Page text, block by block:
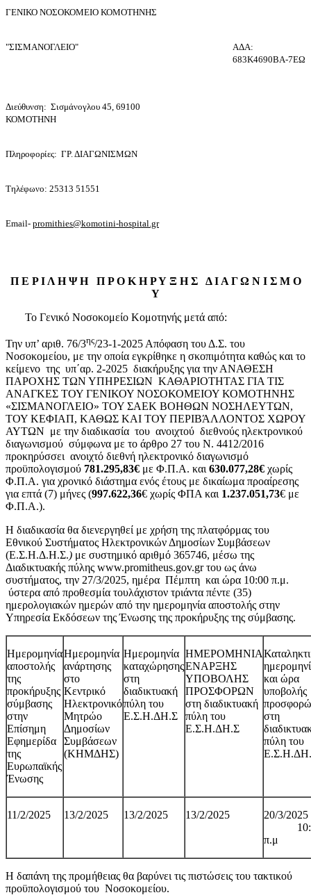
ΓΕΝΙΚΟ NΟΣΟΚΟΜΕΙΟ ΚΟΜΟΤΗΝΗΣ
"ΣΙΣΜΑΝΟΓΛΕΙΟ"
ΑΔΑ:
683Κ4690ΒΑ-7ΕΩ
Διεύθυνση: Σισμάνογλου 45, 69100
ΚΟΜΟΤΗΝΗ
Πληροφορίες: ΓΡ. ΔΙΑΓΩΝΙΣΜΩΝ
Τηλέφωνο: 25313 51551
Email- promithies@komotini-hospital.gr
Π Ε Ρ Ι Λ Η Ψ Η Π Ρ Ο Κ Η Ρ Υ Ξ Η Σ Δ Ι Α Γ Ω Ν Ι Σ Μ Ο
Υ
Το Γενικό Νοσοκομείο Κομοτηνής μετά από:
Την υπ’ αριθ. 76/3ης/23-1-2025 Απόφαση του Δ.Σ. του
Νοσοκομείου, με την οποία εγκρίθηκε η σκοπιμότητα καθώς και το
κείμενο της υπ΄αρ. 2-2025 διακήρυξης για την ΑΝΑΘΕΣΗ
ΠΑΡΟΧΗΣ ΤΩΝ ΥΠΗΡΕΣΙΩΝ ΚΑΘΑΡΙΟΤΗΤΑΣ ΓΙΑ ΤΙΣ
ΑΝΑΓΚΕΣ ΤΟΥ ΓΕΝΙΚΟΥ ΝΟΣΟΚΟΜΕΙΟΥ ΚΟΜΟΤΗΝΗΣ
«ΣΙΣΜΑΝΟΓΛΕΙΟ» ΤΟΥ ΣΑΕΚ ΒΟΗΘΩΝ ΝΟΣΗΛΕΥΤΩΝ,
ΤΟΥ ΚΕΦΙΑΠ, ΚΑΘΩΣ ΚΑΙ ΤΟΥ ΠΕΡΙΒΆΛΛΟΝΤΟΣ ΧΩΡΟΥ
ΑΥΤΩΝ με την διαδικασία του ανοιχτού διεθνούς ηλεκτρονικού
διαγωνισμού σύμφωνα με το άρθρο 27 του Ν. 4412/2016
προκηρύσσει ανοιχτό διεθνή ηλεκτρονικό διαγωνισμό
προϋπολογισμού 781.295,83€ με Φ.Π.Α. και 630.077,28€ χωρίς
Φ.Π.Α. για χρονικό διάστημα ενός έτους με δικαίωμα προαίρεσης
για επτά (7) μήνες (997.622,36€ χωρίς ΦΠΑ και 1.237.051,73€ με
Φ.Π.Α.).
Η διαδικασία θα διενεργηθεί με χρήση της πλατφόρμας του
Εθνικού Συστήματος Ηλεκτρονικών Δημοσίων Συμβάσεων
(Ε.Σ.Η.Δ.Η.Σ.) με συστημικό αριθμό 365746, μέσω της
Διαδικτυακής πύλης www.promitheus.gov.gr του ως άνω
συστήματος, την 27/3/2025, ημέρα Πέμπτη και ώρα 10:00 π.μ.
ύστερα από προθεσμία τουλάχιστον τριάντα πέντε (35)
ημερολογιακών ημερών από την ημερομηνία αποστολής στην
Υπηρεσία Εκδόσεων της Ένωσης της προκήρυξης της σύμβασης.
Ημερομηνία
αποστολής
της
προκήρυξης
σύμβασης
στην
Επίσημη
Εφημερίδα
της
Ευρωπαϊκής
Ένωσης
Ημερομηνία
ανάρτησης
στο
Κεντρικό
Ηλεκτρονικό
Μητρώο
Δημοσίων
Συμβάσεων
(ΚΗΜΔΗΣ)
Ημερομηνία
καταχώρησης
στη
διαδικτυακή
πύλη του
Ε.Σ.Η.ΔΗ.Σ
ΗΜΕΡΟΜΗΝΙΑ
ΕΝΑΡΞΗΣ
ΥΠΟΒΟΛΗΣ
ΠΡΟΣΦΟΡΩΝ
στη διαδικτυακή
πύλη του
Ε.Σ.Η.ΔΗ.Σ
και ώρα
υποβολής
στη
πύλη του
11/2/2025 13/2/2025 13/2/2025 13/2/2025
20/3/2025
π.μ
Η δαπάνη της προμήθειας θα βαρύνει τις πιστώσεις του τακτικού
προϋπολογισμού του Νοσοκομείου.